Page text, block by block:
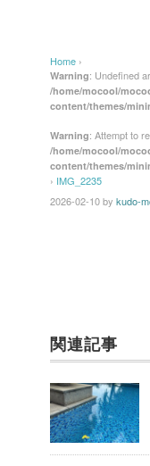
Home ›
Warning: Undefined
/home/mocool/
content/themes/
Warning: Attempt to
/home/mocool/
content/themes/
› IMG_2235
2026-02-10by kudo-
関連記事